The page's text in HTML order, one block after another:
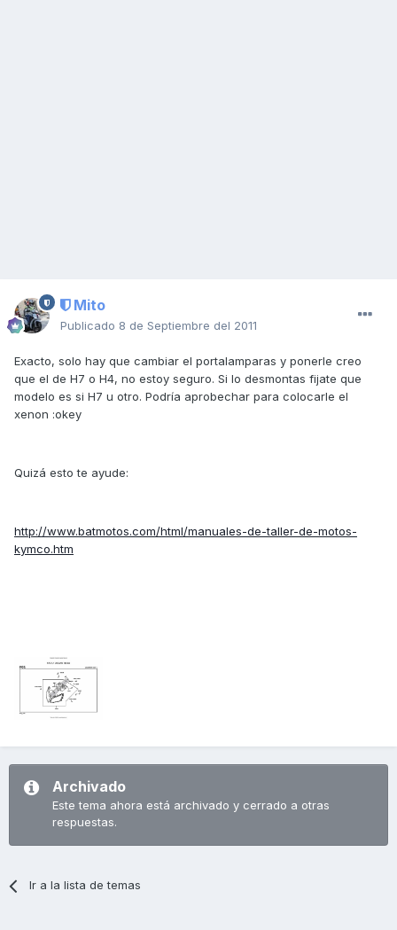
Mito
Publicado 8 de Septiembre del 2011
Exacto, solo hay que cambiar el portalamparas y ponerle creo
que el de H7 o H4, no estoy seguro. Si lo desmontas fijate que
modelo es si H7 u otro. Podría aprobechar para colocarle el
xenon :okey
Quizá esto te ayude:
http://www.batmotos.com/html/manuales-de-taller-de-motos-
kymco.htm
Archivado
Este tema ahora está archivado y cerrado a otras
respuestas.
Ir a la lista de temas